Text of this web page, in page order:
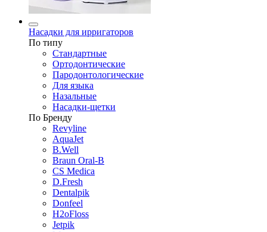
Насадки для ирригаторов
По типу
Стандартные
Ортодонтические
Пародонтологические
Для языка
Назальные
Насадки-щетки
По Бренду
Revyline
AquaJet
B.Well
Braun Oral-B
CS Medica
D.Fresh
Dentalpik
Donfeel
H2oFloss
Jetpik